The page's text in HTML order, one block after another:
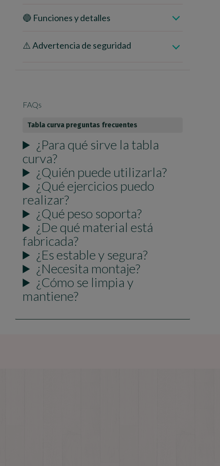
🔵 Funciones y detalles
⚠️ Advertencia de seguridad
FAQs
Tabla curva preguntas frecuentes
¿Para qué sirve la tabla
curva?
¿Quién puede utilizarla?
¿Qué ejercicios puedo
realizar?
¿Qué peso soporta?
¿De qué material está
fabricada?
¿Es estable y segura?
¿Necesita montaje?
¿Cómo se limpia y
mantiene?